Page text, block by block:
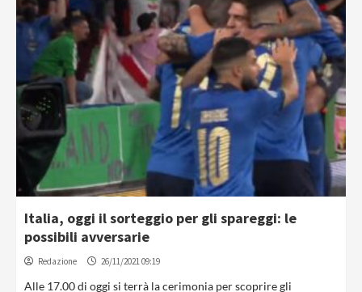
Italia, oggi il sorteggio per gli spareggi: le
possibili avversarie
Redazione 26/11/2021 09:19
Alle 17.00 di oggi si terrà la cerimonia per scoprire gli